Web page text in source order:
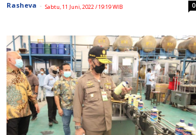
Rasheva - Sabtu, 11 Juni, 2022 / 19:19 WIB 0